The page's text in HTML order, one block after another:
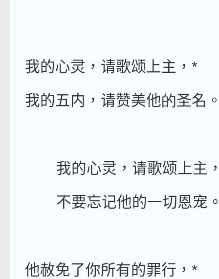
我的心灵，请歌颂上主， *
我的五内，请赞美他的圣名
我的心灵，请歌颂上主
不要忘记他的一切恩宠
他赦免了你所有的罪行， *